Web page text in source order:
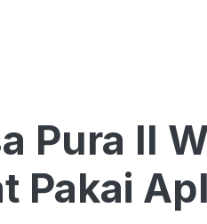
Pura II
Pakai